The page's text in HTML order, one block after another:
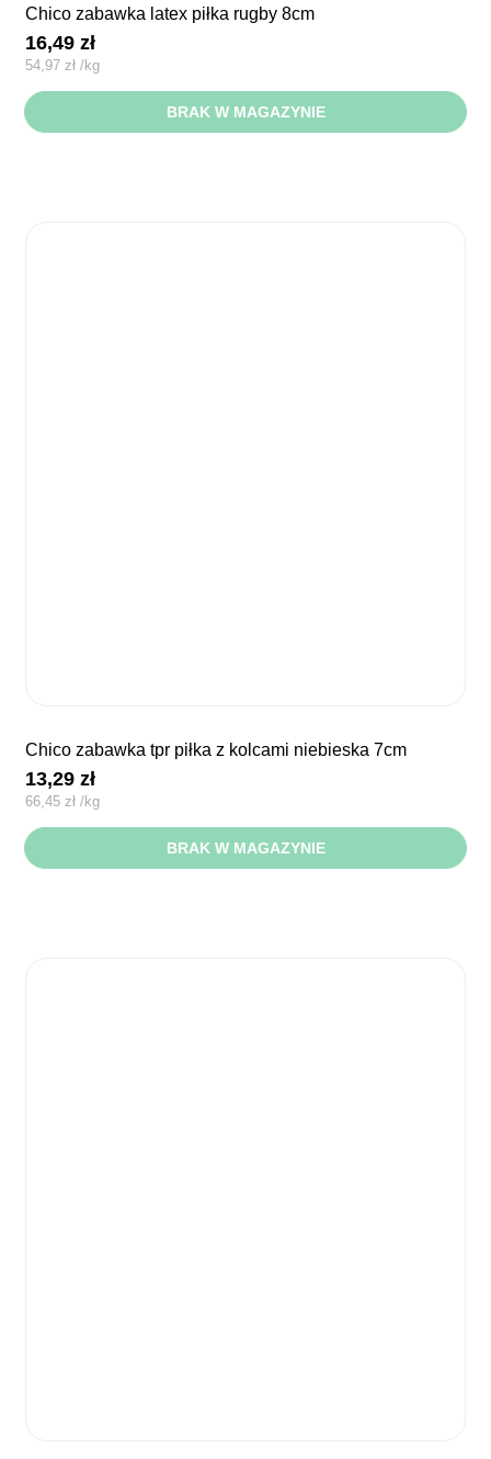
chico zabawka latex piłka rugby 8cm
16,49zł
54,97zł /kg
BRAK W MAGAZYNIE
chico zabawka tpr piłka z kolcami niebieska 7cm
13,29zł
66,45 zł /kg
BRAK W MAGAZYNIE